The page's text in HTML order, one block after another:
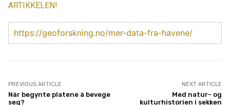
ARTIKKELEN!
https://geoforskning.no/mer-data-fra-havene/
PREVIOUS ARTICLE
Når begynte platene å bevege
seg?
NEXT ARTICLE
Med natur- og
kulturhistorien i sekken